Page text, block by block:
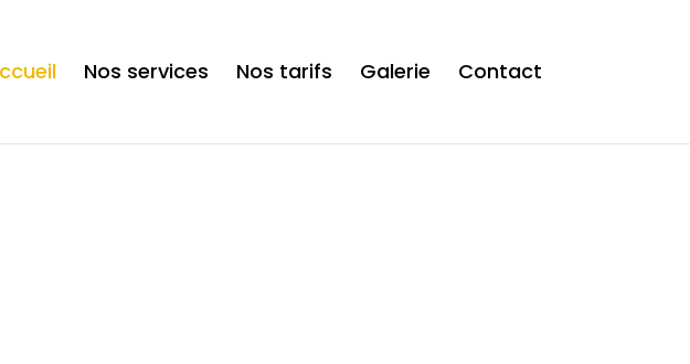
removed, and the file is now safe to use. */
Nos services Nos tarifs Galerie Contact